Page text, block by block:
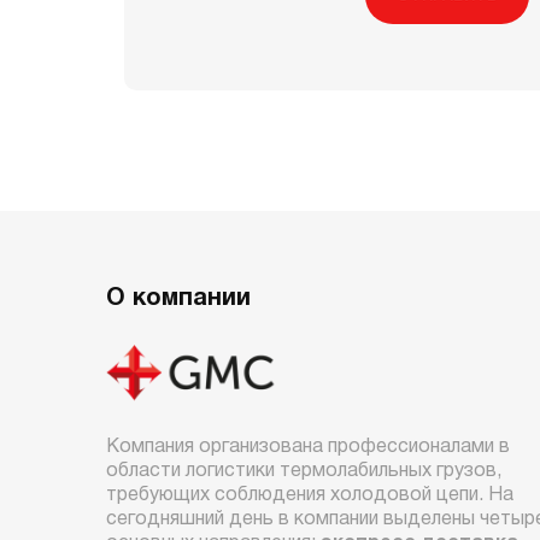
О компании
Компания организована профессионалами в
области логистики термолабильных грузов,
требующих соблюдения холодовой цепи. На
сегодняшний день в компании выделены